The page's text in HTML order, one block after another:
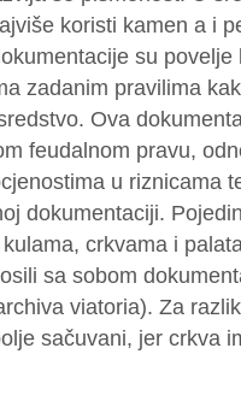
koristi kamen a i
su povelje
zadanim pravilima
Ova
feudalnom pravu,
u riznicama
dokumentaciji.
crkvama i
sa sobom
viatoria). Za
sačuvani, jer crkva